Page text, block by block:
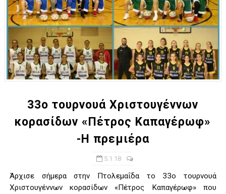
33ο τουρνουά Χριστουγέννων
κορασίδων «Πέτρος Καπαγέρωφ»
-Η πρεμιέρα
5.1.18
Άρχισε σήμερα στην Πτολεμαΐδα το 33ο τουρνουά
Χριστουγέννων κορασίδων «Πέτρος Καπαγέρωφ» που